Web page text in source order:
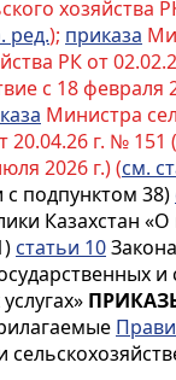
хозяйства
ред.); приказа
РК от
с 18 февраля
Министра
20.04.26 г. № 151
2026 г.) (см.
с подпунктом 38)
Казахстан
статьи 10